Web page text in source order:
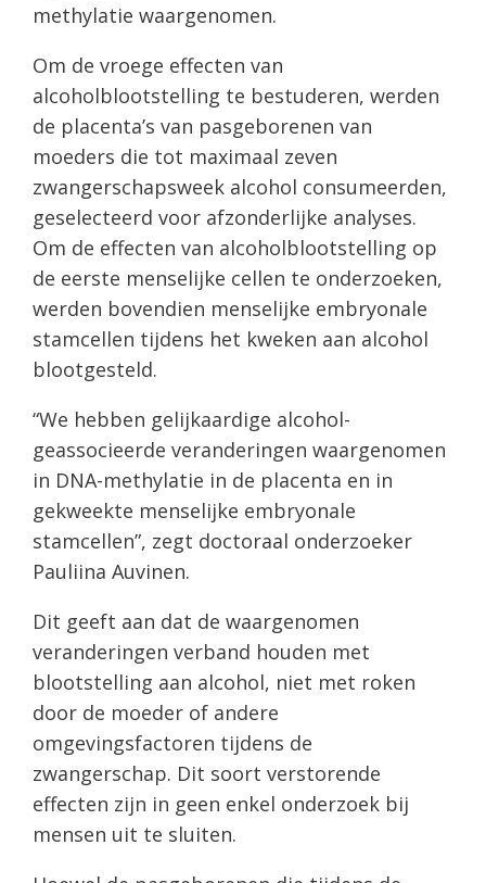
methylatie waargenomen.
Om de vroege effecten van
alcoholblootstelling te bestuderen, werden
de placenta’s van pasgeborenen van
moeders die tot maximaal zeven
zwangerschapsweek alcohol consumeerden,
geselecteerd voor afzonderlijke analyses.
Om de effecten van alcoholblootstelling op
de eerste menselijke cellen te onderzoeken,
werden bovendien menselijke embryonale
stamcellen tijdens het kweken aan alcohol
blootgesteld.
“We hebben gelijkaardige alcohol-
geassocieerde veranderingen waargenomen
in DNA-methylatie in de placenta en in
gekweekte menselijke embryonale
stamcellen”, zegt doctoraal onderzoeker
Pauliina Auvinen.
Dit geeft aan dat de waargenomen
veranderingen verband houden met
blootstelling aan alcohol, niet met roken
door de moeder of andere
omgevingsfactoren tijdens de
zwangerschap. Dit soort verstorende
effecten zijn in geen enkel onderzoek bij
mensen uit te sluiten.